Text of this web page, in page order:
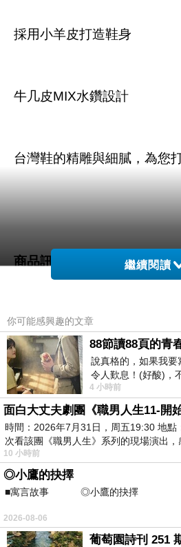
採用小羊皮打造鞋身
牛几皮MIX水鑽設計
台灣鞋的精雕與細膩，為您
商品訊息描述 繼續閱讀
你可能感興趣的文章
88節讀88頁的青
說真格的，如果我要
令人歎息！(好酸)，
復...，每天跪鍵盤還
4 小時前
面白大丈夫劇團《職男人生11-開
時間：2026年7月31日，周五19:30 地
次看該團《職男人生》系列的現場演出
10 小時前
◎小鷹的抉擇
■寓言故事 ◎小鷹的抉擇
⊕潘文良
仞的懸崖上，有一座遮天蔽
2026-08-06
葡萄園詩刊 251